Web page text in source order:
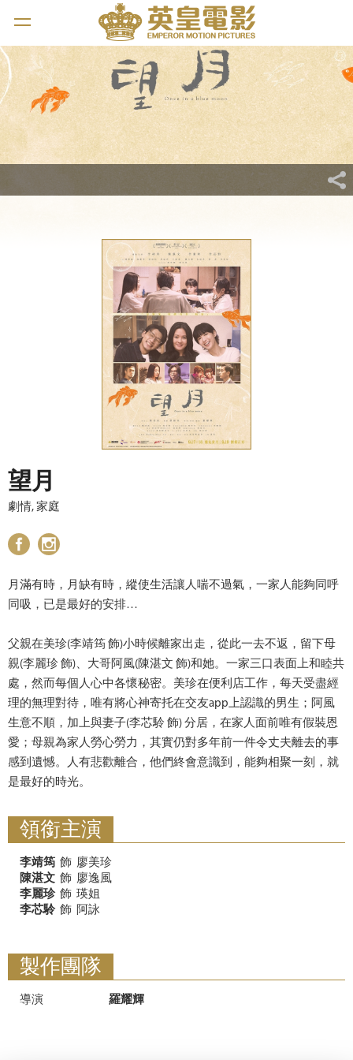
望月
劇情, 家庭
月滿有時，月缺有時，縱使生活讓人喘不過氣，一家人能夠同呼
同吸，已是最好的安排…
父親在美珍(李靖筠 飾)小時候離家出走，從此一去不返，留下母
親(李麗珍 飾)、大哥阿風(陳湛文 飾)和她。一家三口表面上和睦共
處，然而每個人心中各懷秘密。美珍在便利店工作，每天受盡經
理的無理對待，唯有將心神寄托在交友app上認識的男生；阿風
生意不順，加上與妻子(李芯駖 飾) 分居，在家人面前唯有假裝恩
愛；母親為家人勞心勞力，其實仍對多年前一件令丈夫離去的事
感到遺憾。人有悲歡離合，他們終會意識到，能夠相聚一刻，就
是最好的時光。
領銜主演
李靖筠 飾 廖美珍
陳湛文 飾 廖逸風
李麗珍飾 瑛姐
李芯駖飾 阿詠
製作團隊
導演 羅耀輝